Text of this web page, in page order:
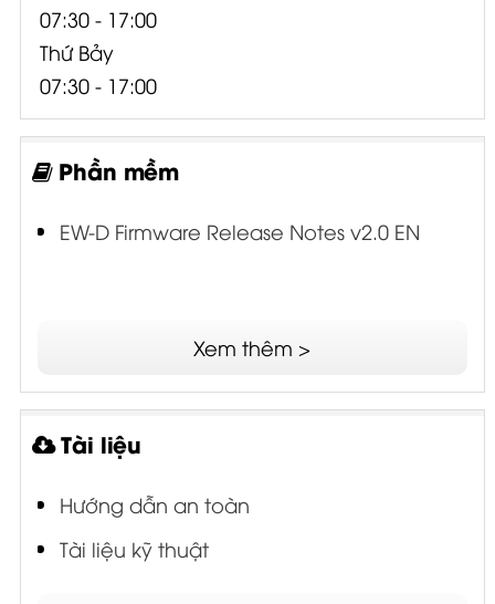
07:30 - 17:00
Thứ Bảy
07:30 - 17:00
Phần mềm
EW-D Firmware Release Notes v2.0 EN
Xem thêm >
Tài liệu
Hướng dẫn an toàn
Tài liệu kỹ thuật